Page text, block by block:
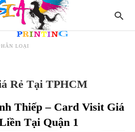
LOẠI
Rẻ Tại TPHCM
Thiếp – Card Visit Giá
Tại Quận 1